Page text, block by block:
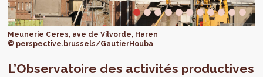
Meunerie Ceres, ave de Vilvorde, Haren
© perspective.brussels/GautierHouba
L’Observatoire des activités productives